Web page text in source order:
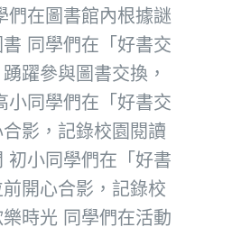
們在圖書館內根據謎
同學們在「好書交
躍參與圖書交換，
小同學們在「好書交
影，記錄校園閱讀
初小同學們在「好書
開心合影，記錄校
時光 同學們在活動